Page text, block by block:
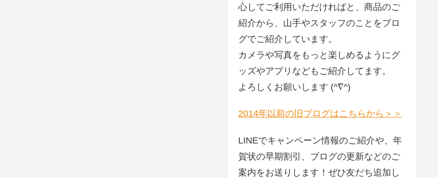
心してご利用いただければと、商品のご
紹介から、山手やスタッフのことをブロ
グでご紹介しています。
カメラや写真をもっと楽しめるようにグ
ッズやアプリなどもご紹介してます。
よろしくお願いします (^∇^)
2014年以前の旧ブログはこちらから＞＞
LINEでキャンペーン情報のご紹介や、年
賀状の早期割引、ブログの更新などのご
案内をお送りします！ぜひ友だち追加し